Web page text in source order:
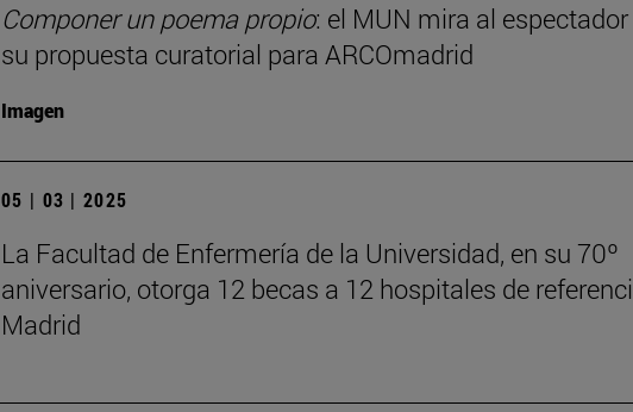
Componer un poema propio: el MUN mira al espectador
su propuesta curatorial para ARCOmadrid
Imagen
05 | 03 | 2025
La Facultad de Enfermería de la Universidad, en su 70º
aniversario, otorga 12 becas a 12 hospitales de
Madrid